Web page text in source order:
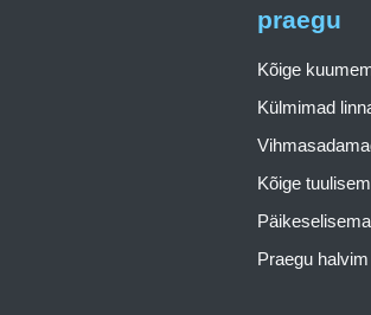
praegu
Kõige
Külmimad
Kõige
Praegu